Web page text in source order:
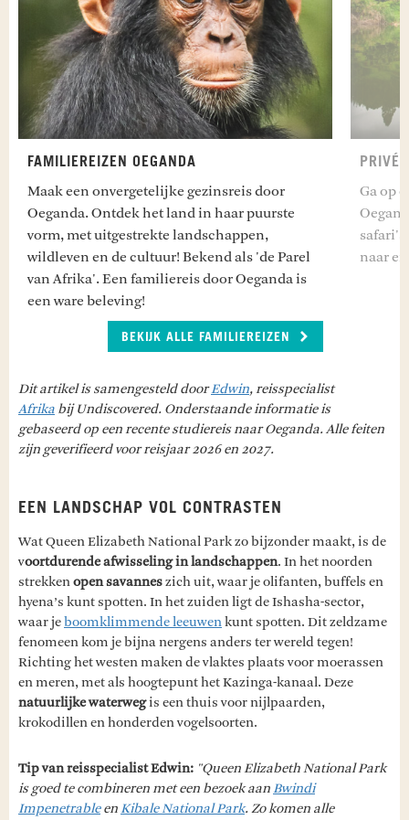
FAMILIEREIZEN OEGANDA
Maak een onvergetelijke gezinsreis door
Oeganda. Ontdek het land in haar puurste
vorm, met uitgestrekte landschappen,
wildleven en de cultuur! Bekend als 'de Parel
van Afrika'. Een familiereis door Oeganda is
een ware beleving!
BEKIJK ALLE FAMILIEREIZEN
PRIVÉ
Ga op
naar
Dit artikel is samengesteld doorEdwin, reisspecialist
Afrika bij Undiscovered. Onderstaande informatie is
gebaseerd op een recente studiereis naar Oeganda. Alle feiten
zijn geverifieerd voor reisjaar 2026 en 2027.
EEN LANDSCHAP VOL CONTRASTEN
Wat Queen Elizabeth National Park zo bijzonder maakt, is de
voortdurende afwisseling in landschappen. In het noorden
strekkenopen savanneszich uit, waar je olifanten, buffels en
hyena’s kunt spotten. In het zuiden ligt de Ishasha-sector,
waar jeboomklimmende leeuwenkunt spotten. Dit zeldzame
fenomeen kom je bijna nergens anders ter wereld tegen!
Richting het westen maken de vlaktes plaats voor moerassen
en meren, met als hoogtepunt het Kazinga-kanaal. Deze
natuurlijke waterwegis een thuis voor nijlpaarden,
krokodillen en honderden vogelsoorten.
Tip van reisspecialist Edwin: "Queen Elizabeth National Park
is goed te combineren met een bezoek aanBwindi
ImpenetrableenKibale National Park. Zo komen alle